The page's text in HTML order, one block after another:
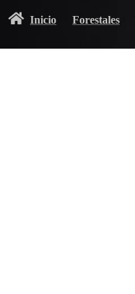
Inicio Forestales